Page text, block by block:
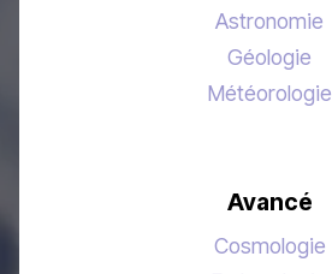
Astronomie
Géologie
Météorologie
Avancé
Cosmologie